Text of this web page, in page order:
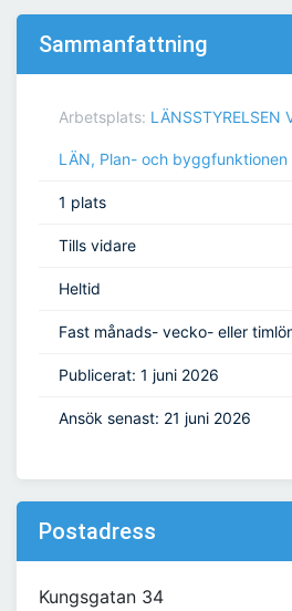
Sammanfattning
Arbetsplats: LÄNSSTYRELSEN
LÄN, Plan- och byggfunktionen
1 plats
Tills vidare
Heltid
Fast månads- vecko- eller
Publicerat: 1 juni 2026
Ansök senast: 21 juni 2026
Postadress
Kungsgatan 34